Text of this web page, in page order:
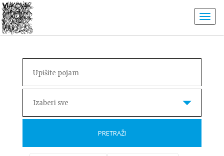
Izaberi sve
PRETRAŽI